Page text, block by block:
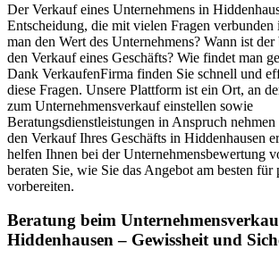
Der Verkauf eines Unternehmens in
Entscheidung, die mit vielen Fragen verbunden
man den Wert des Unternehmens? Wann ist
den Verkauf eines Geschäfts? Wie findet man
Dank VerkaufenFirma finden Sie schnell und
diese Fragen. Unsere Plattform ist ein Ort, an
zum Unternehmensverkauf einstellen sowie
Beratungsdienstleistungen in Anspruch
den Verkauf Ihres Geschäfts in Hiddenhausen
helfen Ihnen bei der Unternehmensbewertung
beraten Sie, wie Sie das Angebot am besten
vorbereiten.
Beratung beim
Hiddenhausen – Gewissheit und